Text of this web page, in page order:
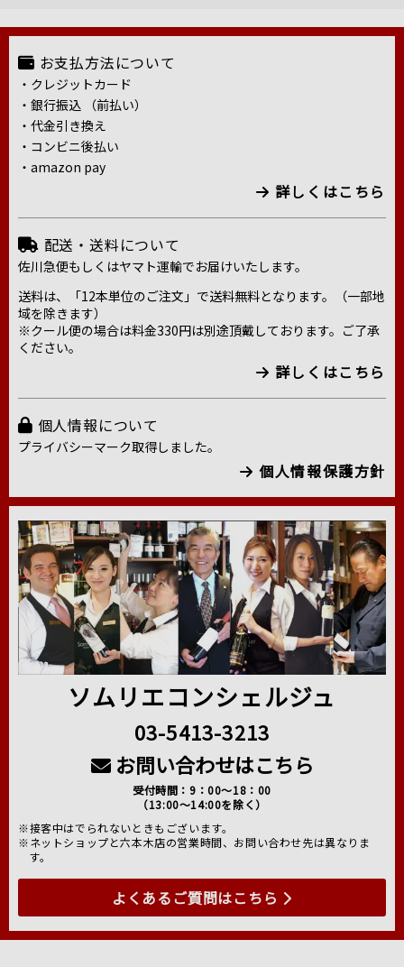
お支払方法について
・クレジットカード
・銀行振込 （前払い）
・代金引き換え
・コンビニ後払い
・amazon pay
詳しくはこちら
配送・送料について
佐川急便もしくはヤマト運輸でお届けいたします。
送料は、「12本単位のご注文」で送料無料となります。（一部地
域を除きます）
※クール便の場合は料金330円は別途頂戴しております。ご了承
ください。
詳しくはこちら
個人情報について
プライバシーマーク取得しました。
個人情報保護方針
ソムリエコンシェルジュ
03-5413-3213
お問い合わせはこちら
受付時間：9：00～18：00
（13:00～14:00を除く）
※接客中はでられないときもございます。
※ネットショップと六本木店の営業時間、お問い合わせ先は異なりま
す。
よくあるご質問はこちら